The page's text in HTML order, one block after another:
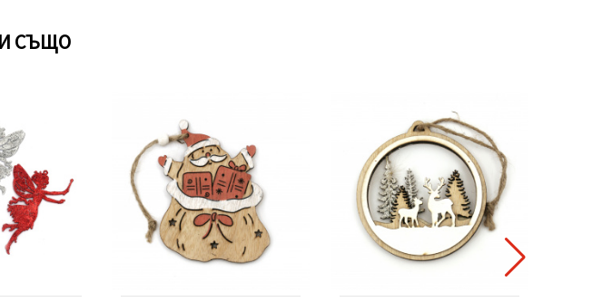
СЪЩО